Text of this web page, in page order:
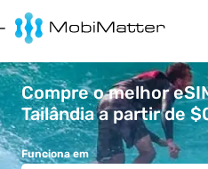
Compre o melhor
Tailândia a partir de
Funciona em